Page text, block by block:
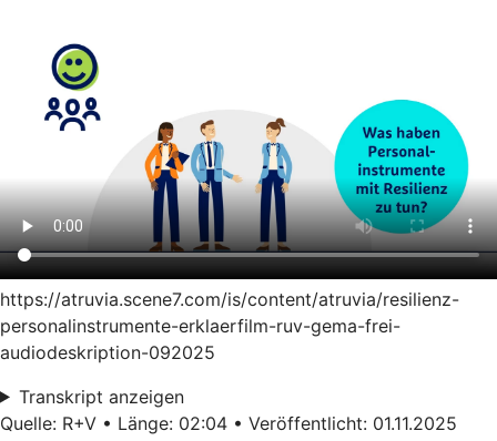
https://atruvia.scene7.com/is/content/atruvia/resilienz-
personalinstrumente-erklaerfilm-ruv-gema-frei-
audiodeskription-092025
Transkript anzeigen
Quelle: R+V • Länge: 02:04 • Veröffentlicht: 01.11.2025